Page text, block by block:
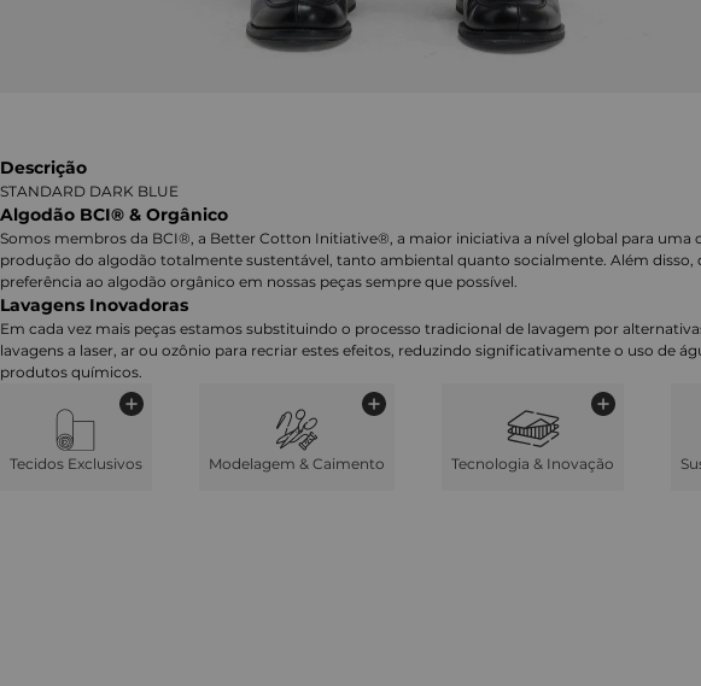
Descrição
STANDARD DARK BLUE
Algodão BCI® & Orgânico
Somos membros da BCI®, a Better Cotton Initiative®, a maior iniciativa a nível global para uma
produção do algodão totalmente sustentável, tanto ambiental quanto socialmente. Além disso,
preferência ao algodão orgânico em nossas peças sempre que possível.
Lavagens Inovadoras
Em cada vez mais peças estamos substituindo o processo tradicional de lavagem por
lavagens a laser, ar ou ozônio para recriar estes efeitos, reduzindo significativamente o uso de
produtos químicos.
Tecidos Exclusivos Modelagem & Caimento Tecnologia & Inovação